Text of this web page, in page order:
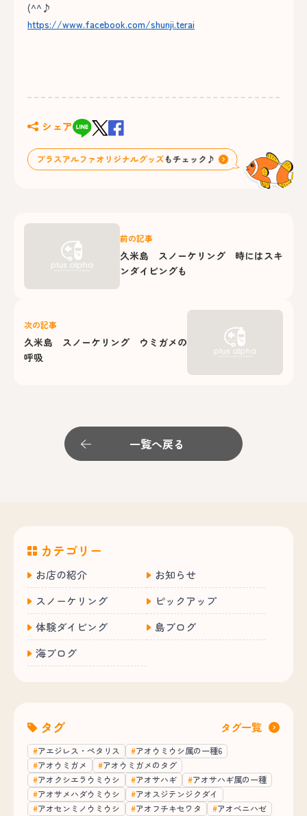
(^^♪
https://www.facebook.com/shunji.terai
シェア
前の記事
久米島 スノーケリング 時にはスキ
ンダイビングも
次の記事
久米島 スノーケリング ウミガメの
呼吸
一覧へ戻る
カテゴリー
お店の紹介
お知らせ
スノーケリング
ピックアップ
体験ダイビング
島ブログ
海ブログ
タグ タグ一覧
アエジレス・ペタリス
アオウミウシ属の一種6
アオウミガメ
アオウミガメのタグ
アオクシエラウミウシ
アオサハギ
アオサハギ属の一種
アオサメハダウミウシ
アオスジテンジクダイ
アオセンミノウミウシ
アオフチキセワタ
アオベニハゼ